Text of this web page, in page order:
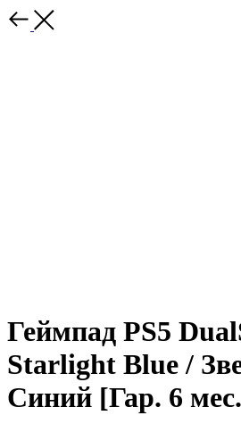
Геймпад PS5
Starlight Blue /
Синий [Гар. 6